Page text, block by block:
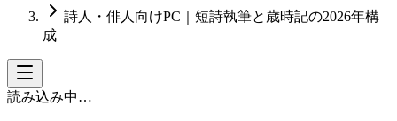
詩人・俳人向けPC｜短詩執筆と歳時記の2026年構
成
読み込み中…